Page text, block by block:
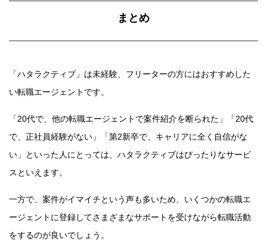
まとめ
「ハタラクティブ」は未経験、フリーターの方にはおすすめした
い転職エージェントです。
「20代で、他の転職エージェントで案件紹介を断られた」「20代
で、正社員経験がない」「第2新卒で、キャリアに全く自信がな
い」といった人にとっては、ハタラクティブはぴったりなサービ
スといえます。
一方で、案件がイマイチという声も多いため、いくつかの転職エ
ージェントに登録してさまざまなサポートを受けながら転職活動
をするのが良いでしょう。